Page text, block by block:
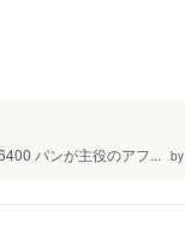
パンが主役のアフ... by